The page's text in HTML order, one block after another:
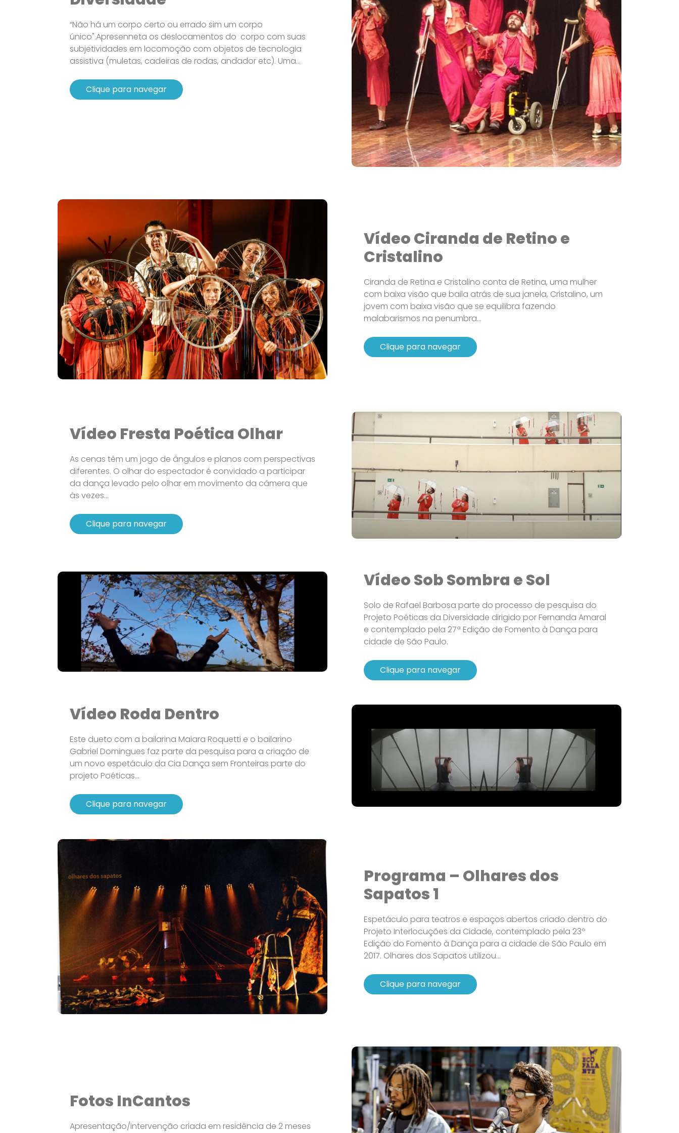
“Não há um corpo certo ou errado sim um corpo
único".Apresenneta os deslocamentos do corpo com suas
subjetividades em locomoção com objetos de tecnologia
assistiva (muletas, cadeiras de rodas, andador etc). Uma...
Clique para navegar
Vídeo Ciranda de Retino e
Cristalino
Ciranda de Retina e Cristalino conta de Retina, uma mulher
com baixa visão que baila atrás de sua janela, Cristalino, um
jovem com baixa visão que se equilibra fazendo
malabarismos na penumbra...
Clique para navegar
Vídeo Fresta Poética Olhar
As cenas têm um jogo de ângulos e planos com perspectivas
diferentes. O olhar do espectador é convidado a participar
da dança levado pelo olhar em movimento da câmera que
às vezes...
Clique para navegar
Vídeo Sob Sombra e Sol
Solo de Rafael Barbosa parte do processo de pesquisa do
Projeto Poéticas da Diversidade dirigido por Fernanda Amaral
e contemplado pela 27ª Edição de Fomento à Dança para
cidade de São Paulo.
Clique para navegar
Vídeo Roda Dentro
Este dueto com a bailarina Maiara Roquetti e o bailarino
Gabriel Domingues faz parte da pesquisa para a criação de
um novo espetáculo da Cia Dança sem Fronteiras parte do
projeto Poéticas...
Clique para navegar
Programa – Olhares dos
Sapatos 1
Espetáculo para teatros e espaços abertos criado dentro do
Projeto Interlocuções da Cidade, contemplado pela 23º
Edição do Fomento à Dança para a cidade de São Paulo em
2017. Olhares dos Sapatos utilizou...
Clique para navegar
Fotos InCantos
Apresentação/intervenção criada em residência de 2 meses